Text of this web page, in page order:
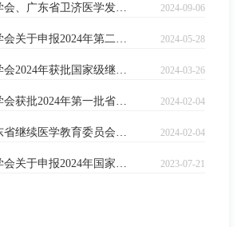
2024-09-06
学发展基金会获批2024年第二批省级继续医学教育项目列表
2024-05-28
2024年第二批省级继续医学教育项目的通知
2024-03-26
年获批国家级继续医学教育项目表
2024-02-04
年第一批省级继续医学教育项目列表
2024-02-04
委员会关于2024年第一批省级继续医学教育项目的通告
2023-07-21
报2024年国家级继续医学教育项目的通知